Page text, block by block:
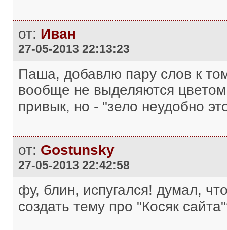
от: Иван
27-05-2013 22:13:23
Паша, добавлю пару слов к
вообще не выделяются
привык, но - "зело неудобно
от: Gostunsky
27-05-2013 22:42:58
фу, блин, испугался! думал,
создать тему про "Косяк